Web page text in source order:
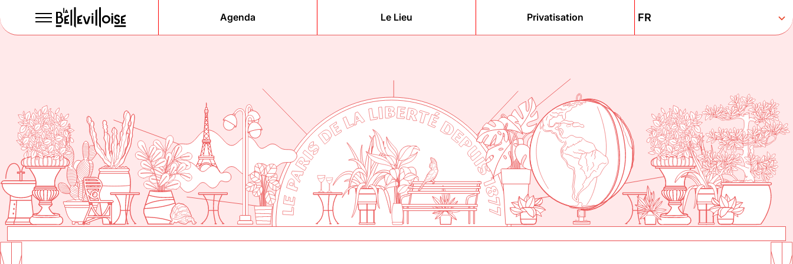
Le Paris
de la liberté
depuis 1877
Agenda Le Lieu Privatisation